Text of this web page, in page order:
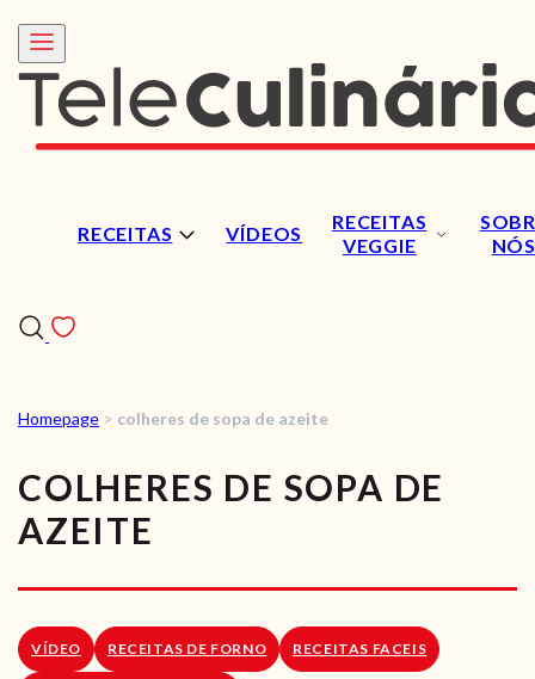
RECEITAS VÍDEOS
RECEITAS
VEGGIE
NÓS
RECEITAS
VÍDEOS
LOJA ONLINE
Homepage > colheres de sopa de azeite
COLHERES DE SOPA DE
AZEITE
VÍDEO RECEITAS DE FORNO RECEITAS FACEIS